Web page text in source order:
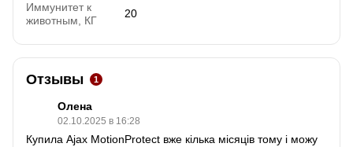
Иммунитет к
животным, КГ
20
Отзывы 1
Олена
02.10.2025 в 16:28
Купила Ajax MotionProtect вже кілька місяців тому і можу